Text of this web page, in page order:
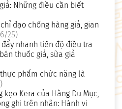
Những điều cần biết
đạo chống hàng giả, gian
25)
nhanh tiến độ điều tra
thuốc giả, sữa giả
phẩm chức năng là
kẹo Kera của Hằng Du Mục,
ghi trên nhãn: Hành vi